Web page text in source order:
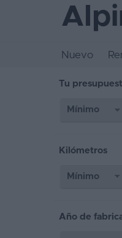
Suscripción
Nuevo
Tu
Kilómetros
Año de